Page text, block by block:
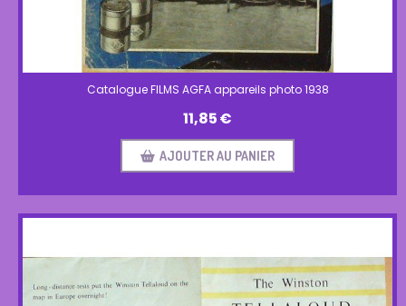
Catalogue FILMS AGFA appareils photo 1938
11,85€
AJOUTER AU PANIER